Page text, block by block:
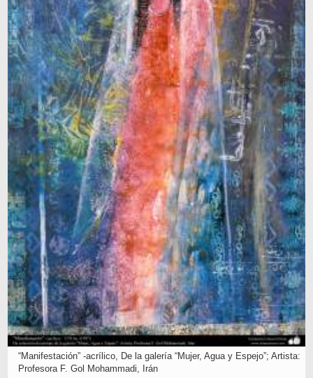
“Manifestación” -acrílico, De la galería “Mujer, Agua y Espejo”; Artista:
Profesora F. Gol Mohammadi, Irán